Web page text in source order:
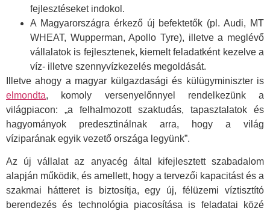
fejlesztéseket indokol.
A Magyarországra érkező új befektetők (pl. Audi, MT
WHEAT, Wupperman, Apollo Tyre), illetve a meglévő
vállalatok is fejlesztenek, kiemelt feladatként kezelve a
víz- illetve szennyvízkezelés megoldását.
Illetve ahogy a magyar külgazdasági és külügyminiszter is
elmondta, komoly versenyelőnnyel rendelkezünk a
világpiacon: „a felhalmozott szaktudás, tapasztalatok és
hagyományok predesztinálnak arra, hogy a világ
víziparának egyik vezető országa legyünk”.
Az új vállalat az anyacég által kifejlesztett szabadalom
alapján működik, és amellett, hogy a tervezői kapacitást és a
szakmai hátteret is biztosítja, egy új, félüzemi víztisztító
berendezés és technológia piacosítása is feladatai közé